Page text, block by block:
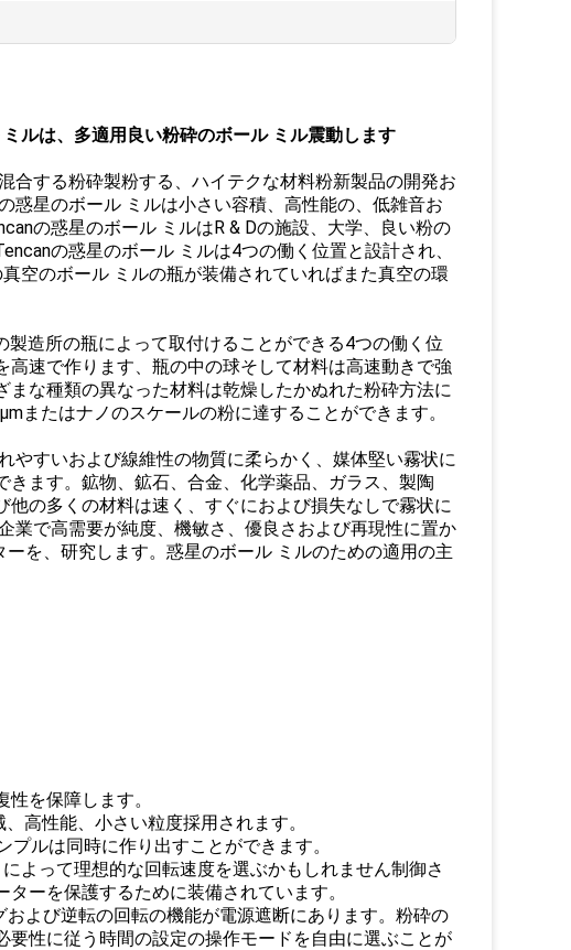
ルは、多適用良い粉砕のボール ミル震動します
合する粉砕製粉する、ハイテクな材料粉新製品の開発お
惑星のボール ミルは小さい容積、高性能の、低雑音お
の惑星のボール ミルはR & Dの施設、大学、良い粉の
の惑星のボール ミルは4つの働く位置と設計され、
空のボール ミルの瓶が装備されていればまた真空の環
製造所の瓶によって取付けることができる4つの働く位
速で作ります、瓶の中の球そして材料は高速動きで強
な種類の異なった材料は乾燥したかぬれた粉砕方法に
またはナノのスケールの粉に達することができます。
やすいおよび線維性の物質に柔らかく、媒体堅い霧状に
ます。鉱物、鉱石、合金、化学薬品、ガラス、製陶
の多くの材料は速く、すぐにおよび損失なしで霧状に
業で高需要が純度、機敏さ、優良さおよび再現性に置か
を、研究します。惑星のボール ミルのための適用の主
を保障します。
高性能、小さい粒度採用されます。
ルは同時に作り出すことができます。
よって理想的な回転速度を選ぶかもしれません制御さ
ーを保護するために装備されています。
よび逆転の回転の機能が電源遮断にあります。粉砕の
性に従う時間の設定の操作モードを自由に選ぶことが